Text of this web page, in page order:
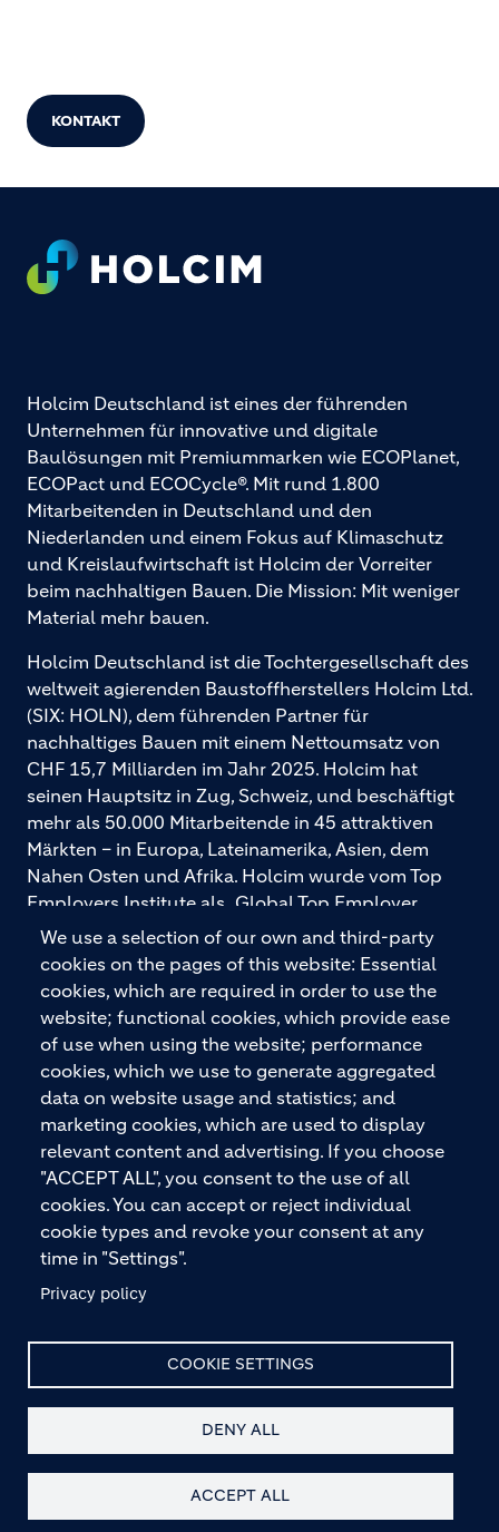
KONTAKT
We use a selection of our own and third-party
cookies on the pages of this website: Essential
cookies, which are required in order to use the
website; functional cookies, which provide ease
of use when using the website; performance
cookies, which we use to generate aggregated
data on website usage and statistics; and
marketing cookies, which are used to display
relevant content and advertising. If you choose
"ACCEPT ALL", you consent to the use of all
cookies. You can accept or reject individual
cookie types and revoke your consent at any
time in "Settings".
Privacy policy
COOKIE SETTINGS
DENY ALL
ACCEPT ALL
Footer
KONTAKTIEREN SIE UNS
Holcim Deutschland ist eines der führenden
Unternehmen für innovative und digitale
Baulösungen mit Premiummarken wie ECOPlanet,
ECOPact und ECOCycle®. Mit rund 1.800
Mitarbeitenden in Deutschland und den
Niederlanden und einem Fokus auf Klimaschutz
und Kreislaufwirtschaft ist Holcim der Vorreiter
beim nachhaltigen Bauen. Die Mission: Mit weniger
Material mehr bauen.
Holcim Deutschland ist die Tochtergesellschaft des
weltweit agierenden Baustoffherstellers Holcim Ltd.
(SIX: HOLN), dem führenden Partner für
nachhaltiges Bauen mit einem Nettoumsatz von
CHF 15,7 Milliarden im Jahr 2025. Holcim hat
seinen Hauptsitz in Zug, Schweiz, und beschäftigt
mehr als 50.000 Mitarbeitende in 45 attraktiven
Märkten – in Europa, Lateinamerika, Asien, dem
Nahen Osten und Afrika. Holcim wurde vom Top
Employers Institute als „Global Top Employer
2026“ ausgezeichnet. Holcim bietet hochwertige
Baustoffe und integrierte Baulösungen für den
gesamten Bauprozess – vom Fundament über den
Boden bis zu Wänden und Dächern – mit
Premiummarken wie ECOPact, ECOPlanet,
ECOCycle und Ytong.
Datenschutz
Haftungsausschluss
Hinweis nach § 36 VBSG
Impressum AGB
Kontakt